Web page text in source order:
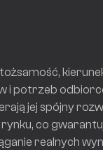
i potrzeb
jej spójny
co
realnych